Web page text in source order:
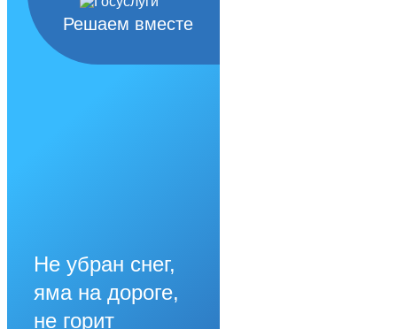
Решаем вместе
Не убран снег,
яма на дороге,
не горит